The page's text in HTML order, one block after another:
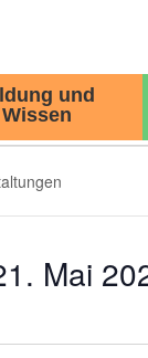
und
Wissen
Mai